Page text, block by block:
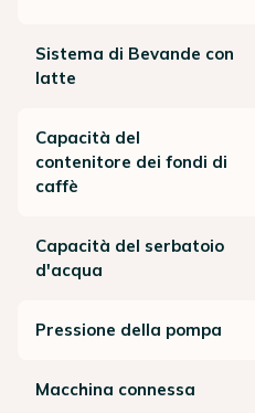
Sistema di Bevande con
latte
Capacità del
contenitore dei fondi di
caffè
Capacità del serbatoio
d'acqua
Pressione della pompa
Macchina connessa